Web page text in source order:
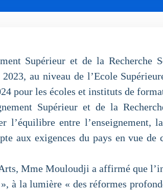
Supérieur et de la
au niveau de l’Ecole
pour les écoles et instituts de
Supérieur et de la
l’équilibre entre
aux exigences du pays en vue
Mme Mouloudji a affirmé que
à la lumière « des réformes